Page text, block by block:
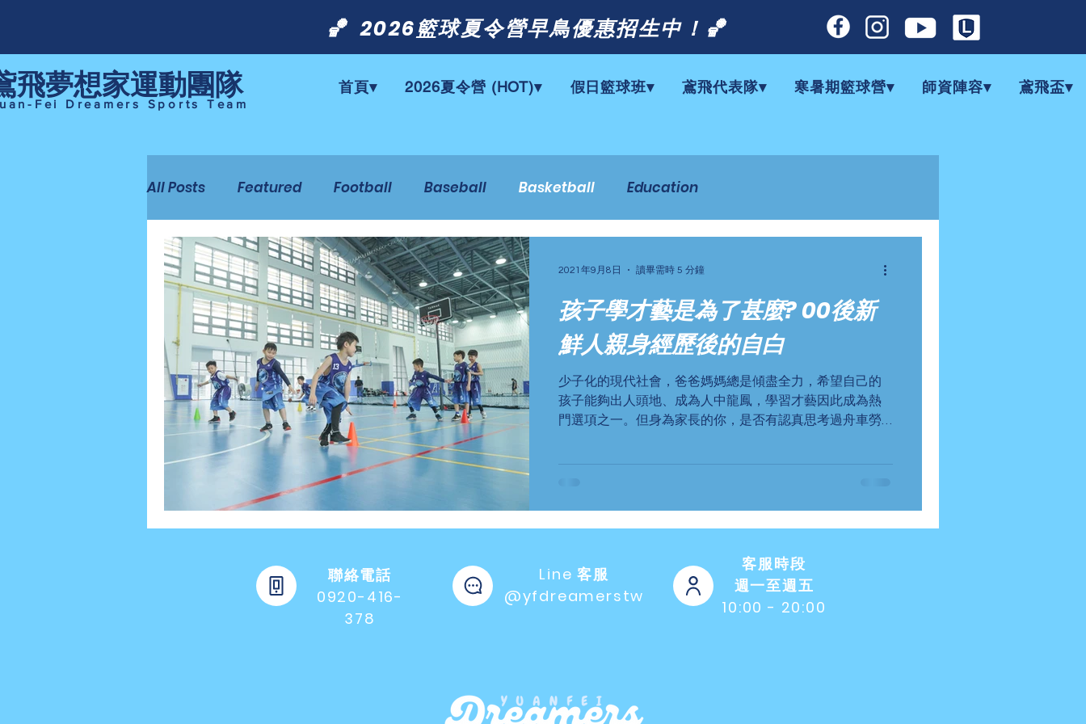
🏀 2026籃球夏令營早鳥優惠招生中！🏀
飛夢想家運動團隊
Fei Dreamers Sports Team
首頁▾ 2026夏令營 (HOT)▾ 假日籃球班▾ 鳶飛代表隊▾ 寒暑期籃球營▾ 師資陣容▾ 鳶飛盃▾
All Posts Featured Football Baseball Basketball Education
孩子學才藝是為了甚麼? 00後新
鮮人親身經歷後的自白
少子化的現代社會，爸爸媽媽總是傾盡全力，希望自己的
孩子能夠出人頭地、成為人中龍鳳，學習才藝因此成為熱
門選項之一。但身為家長的你，是否有認真思考過舟車勞
2021年9月8日 讀畢需時 5 分鐘
聯絡電話
0920-416-
378
Line 客服
@yfdreamerstw
​客服時段
週一至週五
10:00 - 20:00